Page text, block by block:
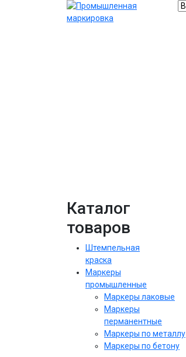
Каталог
товаров
Штемпельная
краска
Маркеры
промышленные
Маркеры лаковые
Маркеры
перманентные
Маркеры по металлу
Маркеры по бетону